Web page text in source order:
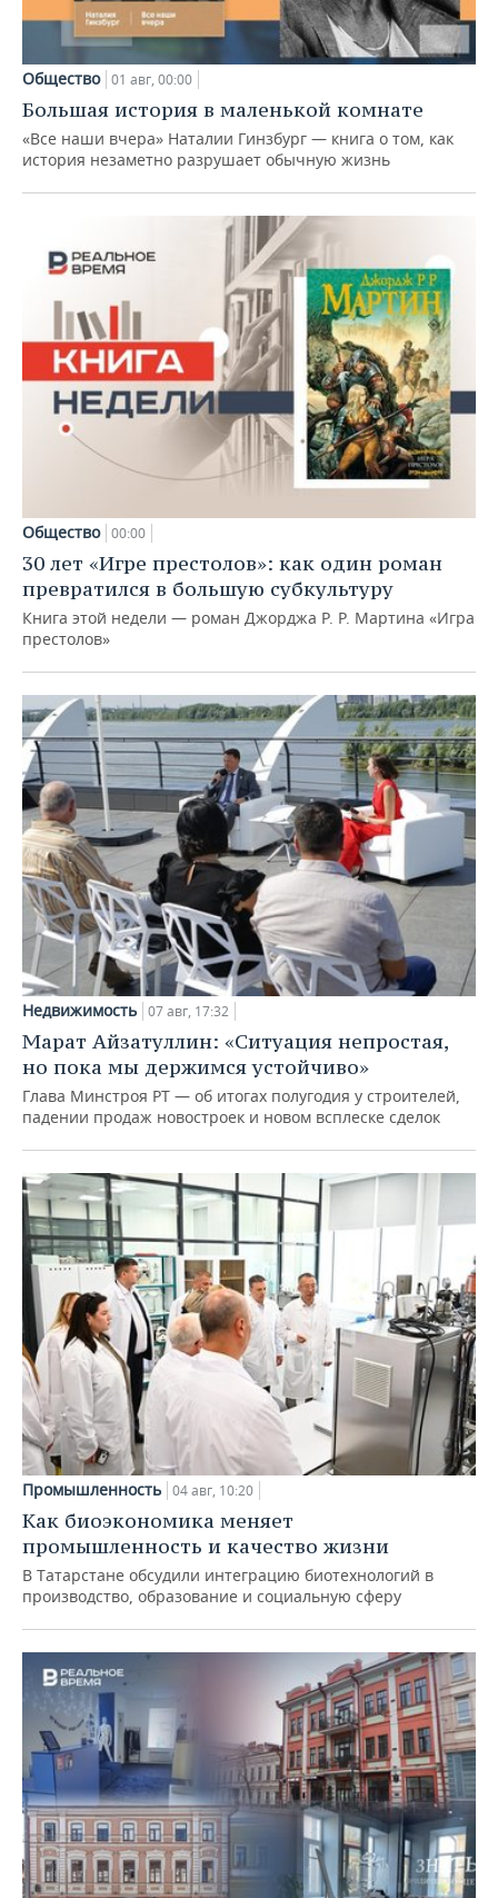
Общество 01 авг, 00:00
Большая история в маленькой комнате
«Все наши вчера» Наталии Гинзбург — книга о том, как
история незаметно разрушает обычную жизнь
Общество 00:00
30 лет «Игре престолов»: как один роман
превратился в большую субкультуру
Книга этой недели — роман Джорджа Р. Р. Мартина «Игра
престолов»
Недвижимость 07 авг, 17:32
Марат Айзатуллин: «Ситуация непростая,
но пока мы держимся устойчиво»
Глава Минстроя РТ — об итогах полугодия у строителей,
падении продаж новостроек и новом всплеске сделок
Промышленность 04 авг, 10:20
Как биоэкономика меняет
промышленность и качество жизни
В Татарстане обсудили интеграцию биотехнологий в
производство, образование и социальную сферу